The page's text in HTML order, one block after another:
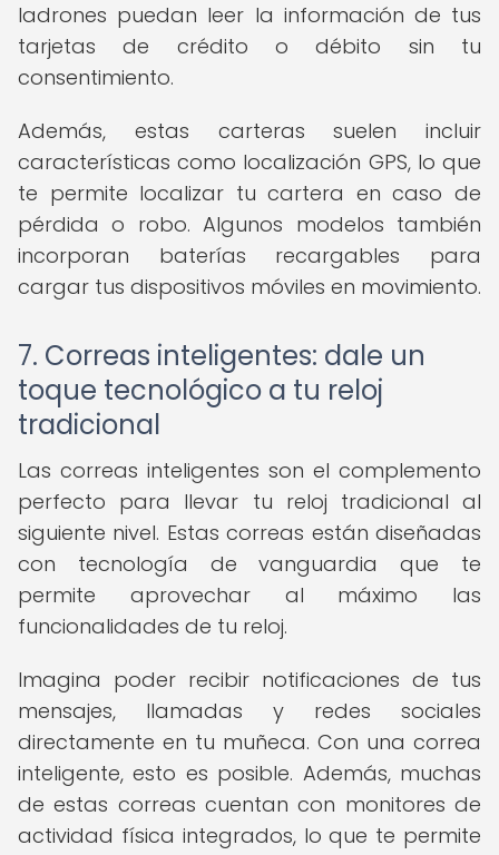
ladrones puedan leer la información de tus
tarjetas de crédito o débito sin tu
consentimiento.
Además, estas carteras suelen incluir
características como localización GPS, lo que
te permite localizar tu cartera en caso de
pérdida o robo. Algunos modelos también
incorporan baterías recargables para
cargar tus dispositivos móviles en movimiento.
7. Correas inteligentes: dale un
toque tecnológico a tu reloj
tradicional
Las correas inteligentes son el complemento
perfecto para llevar tu reloj tradicional al
siguiente nivel. Estas correas están diseñadas
con tecnología de vanguardia que te
permite aprovechar al máximo las
funcionalidades de tu reloj.
Imagina poder recibir notificaciones de tus
mensajes, llamadas y redes sociales
directamente en tu muñeca. Con una correa
inteligente, esto es posible. Además, muchas
de estas correas cuentan con monitores de
actividad física integrados, lo que te permite